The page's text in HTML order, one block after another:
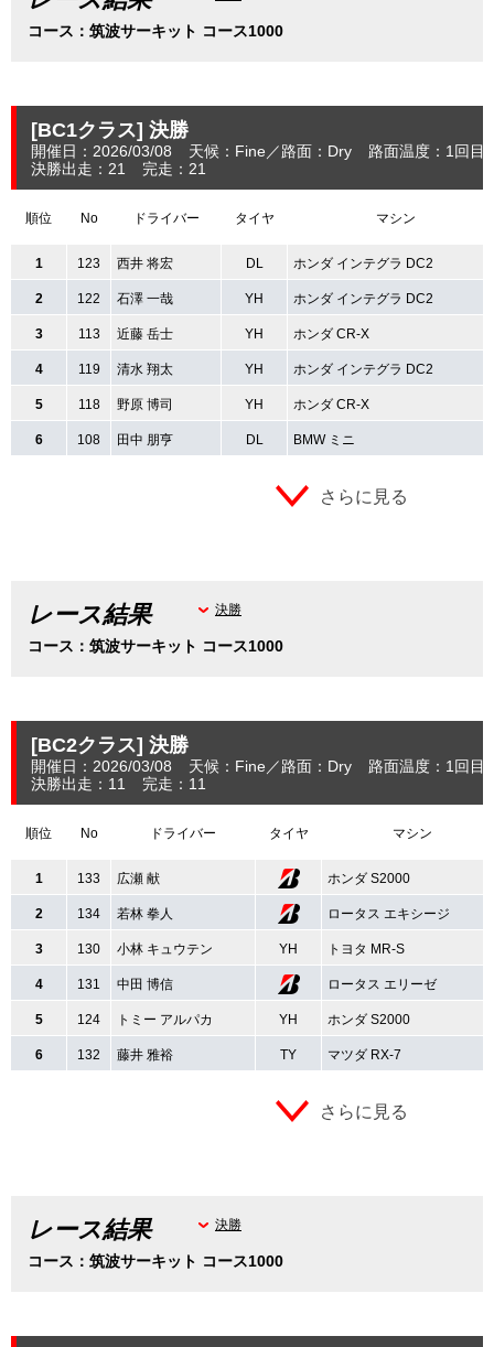
コース：筑波サーキット コース1000
[BC1クラス] 決勝
開催日：2026/03/08 天候：Fine 路面：Dry
路面温度：1回
決勝出走：21
完走：21
順位 No ドライバー タイヤ マシン
1 123 西井 将宏 DL ホンダ インテグラ DC2
2 122 石澤 一哉 YH ホンダ インテグラ DC2
3 113 近藤 岳士 YH ホンダ CR-X
4 119 清水 翔太 YH ホンダ インテグラ DC2
5 118 野原 博司 YH ホンダ CR-X
6 108 田中 朋亨 DL BMW ミニ
さらに見る
レース結果
コース：筑波サーキット コース1000
決勝
[BC2クラス] 決勝
開催日：2026/03/08 天候：Fine 路面：Dry
路面温度：1回
決勝出走：11
完走：11
順位 No ドライバー タイヤ マシン
1 133 広瀬 献 ホンダ S2000
2 134 若林 拳人 ロータス エキシージ
3 130 小林 キュウテン YH トヨタ MR-S
4 131 中田 博信 ロータス エリーゼ
5 124 トミー アルパカ YH ホンダ S2000
6 132 藤井 雅裕 TY マツダ RX-7
さらに見る
レース結果
コース：筑波サーキット コース1000
決勝